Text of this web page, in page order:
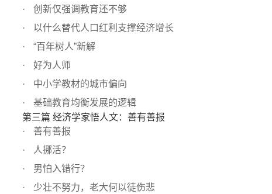
创新仅强调教育还不够
以什么替代人口红利支撑经济增长
“百年树人”新解
好为人师
中小学教材的城市偏向
基础教育均衡发展的逻辑
第三篇 经济学家悟人文：善有善报
善有善报
人挪活？
男怕入错行？
少壮不努力，老大何以徒伤悲